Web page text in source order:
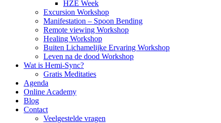
HZE Week
Excursion Workshop
Manifestation – Spoon Bending
Remote viewing Workshop
Healing Workshop
Buiten Lichamelijke Ervaring Workshop
Leven na de dood Workshop
Wat is Hemi-Sync?
Gratis Meditaties
Agenda
Online Academy
Blog
Contact
Veelgestelde vragen